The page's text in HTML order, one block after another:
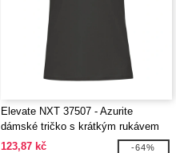
Elevate NXT 37507 - Azurite
dámské tričko s krátkým rukávem
z organického materiálu GOTS
123,87 kč -64%